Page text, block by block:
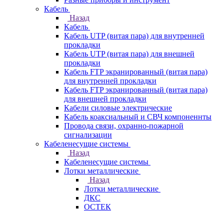
Кабель
Назад
Кабель
Кабель UTP (витая пара) для внутренней
прокладки
Кабель UTP (витая пара) для внешней
прокладки
Кабель FTP экранированный (витая пара)
для внутренней прокладки
Кабель FTP экранированный (витая пара)
для внешней прокладки
Кабели силовые электрические
Кабель коаксиальный и СВЧ компоненнты
Провода связи, охранно-пожарной
сигнализации
Кабеленесущие системы
Назад
Кабеленесущие системы
Лотки металлические
Назад
Лотки металлические
ДКС
ОСТЕК